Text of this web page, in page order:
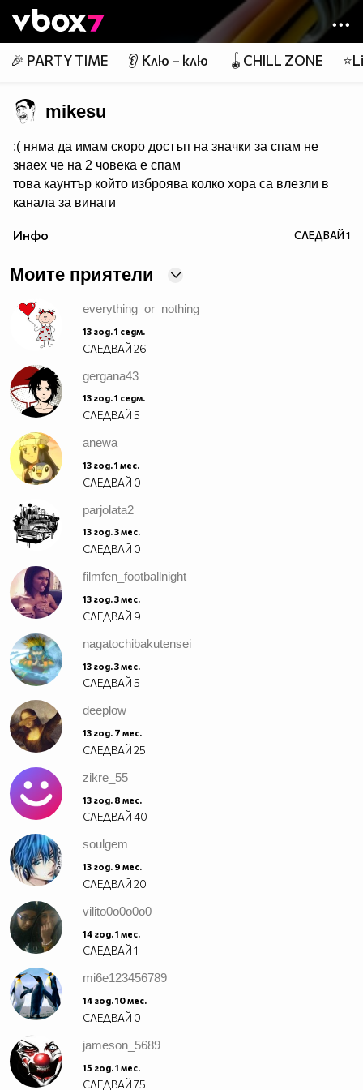
👾
🎉 PARTY TIME 👂 Клю – клю 🪀CHILL ZONE
mikesu
:( няма да имам скоро достъп на значки за спам не
знаех че на 2 човека е спам
това каунтър който изброява колко хора са влезли в
канала за винаги
page counters
Инфо СЛЕДВАЙ1
Моите приятели
everything_or_nothing
13 год. 1 седм.
СЛЕДВАЙ26
gergana43
13 год. 1 седм.
СЛЕДВАЙ5
anewa
13 год. 1 мес.
СЛЕДВАЙ 0
parjolata2
13 год. 3 мес.
СЛЕДВАЙ 0
filmfen_footballnight
13 год. 3 мес.
СЛЕДВАЙ 9
nagatochibakutensei
13 год. 3 мес.
СЛЕДВАЙ5
deeplow
13 год. 7 мес.
СЛЕДВАЙ25
zikre_55
13 год. 8 мес.
СЛЕДВАЙ40
soulgem
13 год. 9 мес.
СЛЕДВАЙ20
vilito0o0o0o0
14 год. 1 мес.
СЛЕДВАЙ1
mi6e123456789
14 год. 10 мес.
СЛЕДВАЙ 0
jameson_5689
15 год. 1 мес.
СЛЕДВАЙ75